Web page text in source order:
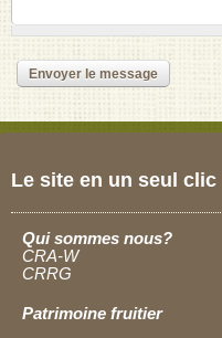
Le site en un seul clic
Qui sommes nous?
CRA-W
CRRG
Patrimoine fruitier